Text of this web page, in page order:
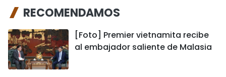
RECOMENDAMOS
[Foto] Premier vietnamita recibe
al embajador saliente de Malasia